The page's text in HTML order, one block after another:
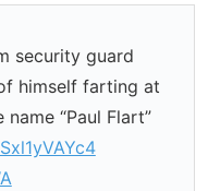
security guard
himself farting at
“Paul Flart”